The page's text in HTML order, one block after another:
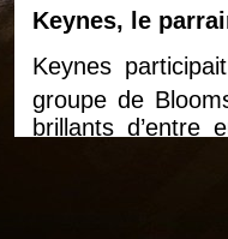
Keynes, le
Keynes
groupe de
brillants d’entre
« apôtres »